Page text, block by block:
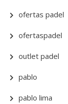
ofertas padel
ofertaspadel
outlet padel
pablo
pablo lima